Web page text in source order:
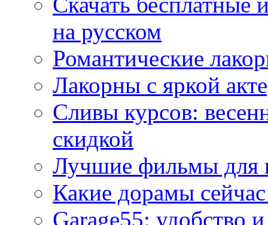
на русском
Романтические
Лакорны с яркой
Сливы курсов:
скидкой
Лучшие фильмы для
Какие дорамы
Garage55: удобство